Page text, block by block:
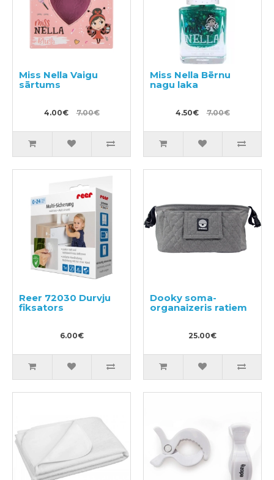
Miss Nella Vaigu
sārtums
4.00€ 7.00€
Miss Nella Bērnu
nagu laka
4.50€ 7.00€
Reer 72030 Durvju
fiksators
6.00€
Dooky soma-
organaizeris ratiem
25.00€